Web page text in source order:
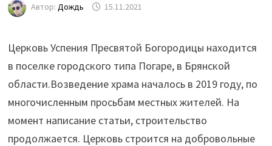
Автор: Дождь 15.11.2021
Церковь Успения Пресвятой Богородицы находится
в поселке городского типа Погаре, в Брянской
области.Возведение храма началось в 2019 году, по
многочисленным просьбам местных жителей. На
момент написание статьи, строительство
продолжается. Церковь строится на добровольные